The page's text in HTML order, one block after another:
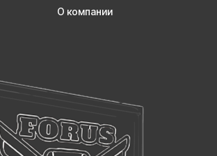
О компании